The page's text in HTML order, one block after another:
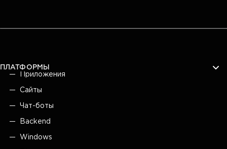
ПЛАТФОРМЫ
Приложения
Сайты
Чат-боты
Backend
Windows